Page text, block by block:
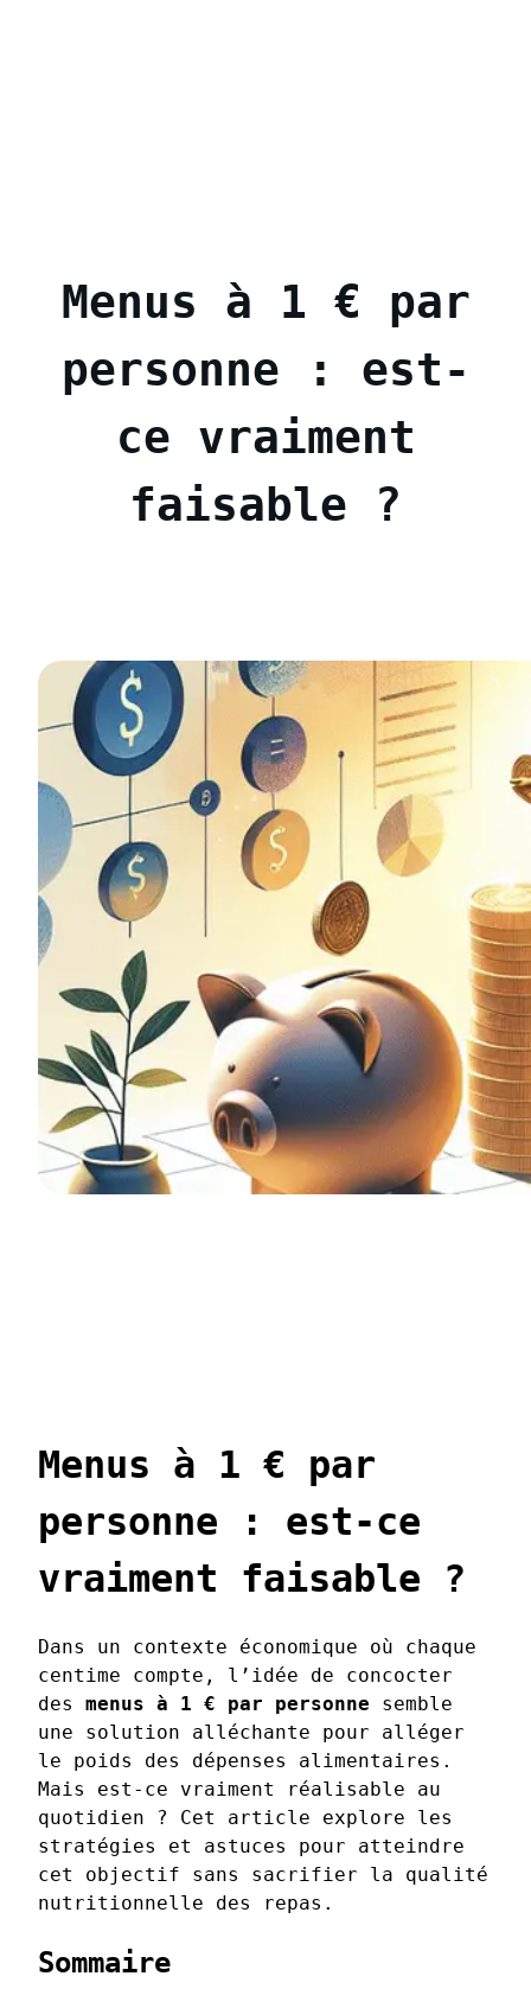
Menus à 1 € par
personne : est-
ce vraiment
faisable ?
Menus à 1 € par
personne : est-ce
vraiment faisable ?
Dans un contexte économique où chaque
centime compte, l’idée de concocter
des menus à 1 € par personne semble
une solution alléchante pour alléger
le poids des dépenses alimentaires.
Mais est-ce vraiment réalisable au
quotidien ? Cet article explore les
stratégies et astuces pour atteindre
cet objectif sans sacrifier la qualité
nutritionnelle des repas.
Sommaire